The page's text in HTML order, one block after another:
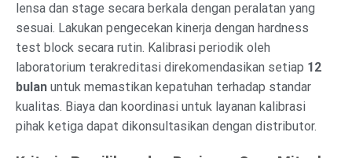
lensa dan stage secara berkala dengan peralatan yang
sesuai. Lakukan pengecekan kinerja dengan hardness
test block secara rutin. Kalibrasi periodik oleh
laboratorium terakreditasi direkomendasikan setiap 12
bulan untuk memastikan kepatuhan terhadap standar
kualitas. Biaya dan koordinasi untuk layanan kalibrasi
pihak ketiga dapat dikonsultasikan dengan distributor.